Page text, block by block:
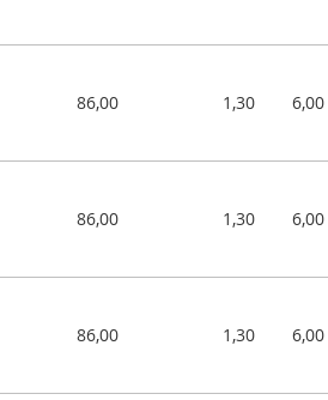
86,00 1,30 6,00
86,00 1,30 6,00
86,00 1,30 6,00